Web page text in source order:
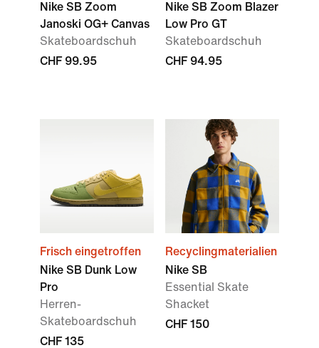
Nike SB Zoom
Janoski OG+ Canvas
Skateboardschuh
CHF 99.95
Nike SB Zoom Blazer
Low Pro GT
Skateboardschuh
CHF 94.95
Frisch eingetroffen
Nike SB Dunk Low
Pro
Herren-
Skateboardschuh
CHF 135
Recyclingmaterialien
Nike SB
Essential Skate
Shacket
CHF 150